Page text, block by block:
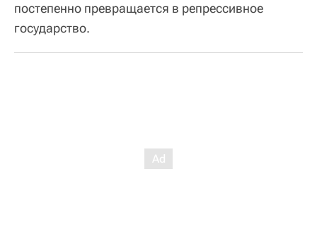
постепенно превращается в репрессивное
государство.